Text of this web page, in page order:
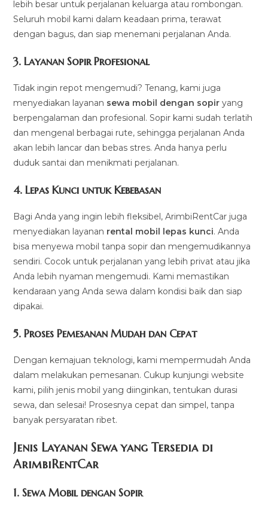
lebih besar untuk perjalanan keluarga atau rombongan.
Seluruh mobil kami dalam keadaan prima, terawat
dengan bagus, dan siap menemani perjalanan Anda.
3.Layanan Sopir Profesional
Tidak ingin repot mengemudi? Tenang, kami juga
menyediakan layanan sewa mobil dengan sopir yang
berpengalaman dan profesional. Sopir kami sudah terlatih
dan mengenal berbagai rute, sehingga perjalanan Anda
akan lebih lancar dan bebas stres. Anda hanya perlu
duduk santai dan menikmati perjalanan.
4.Lepas Kunci untuk Kebebasan
Bagi Anda yang ingin lebih fleksibel, ArimbiRentCar juga
menyediakan layanan rental mobil lepas kunci. Anda
bisa menyewa mobil tanpa sopir dan mengemudikannya
sendiri. Cocok untuk perjalanan yang lebih privat atau jika
Anda lebih nyaman mengemudi. Kami memastikan
kendaraan yang Anda sewa dalam kondisi baik dan siap
dipakai.
5.Proses Pemesanan Mudah dan Cepat
Dengan kemajuan teknologi, kami mempermudah Anda
dalam melakukan pemesanan. Cukup kunjungi website
kami, pilih jenis mobil yang diinginkan, tentukan durasi
sewa, dan selesai! Prosesnya cepat dan simpel, tanpa
banyak persyaratan ribet.
Jenis Layanan Sewa yang Tersedia di
ArimbiRentCar
1.Sewa Mobil dengan Sopir